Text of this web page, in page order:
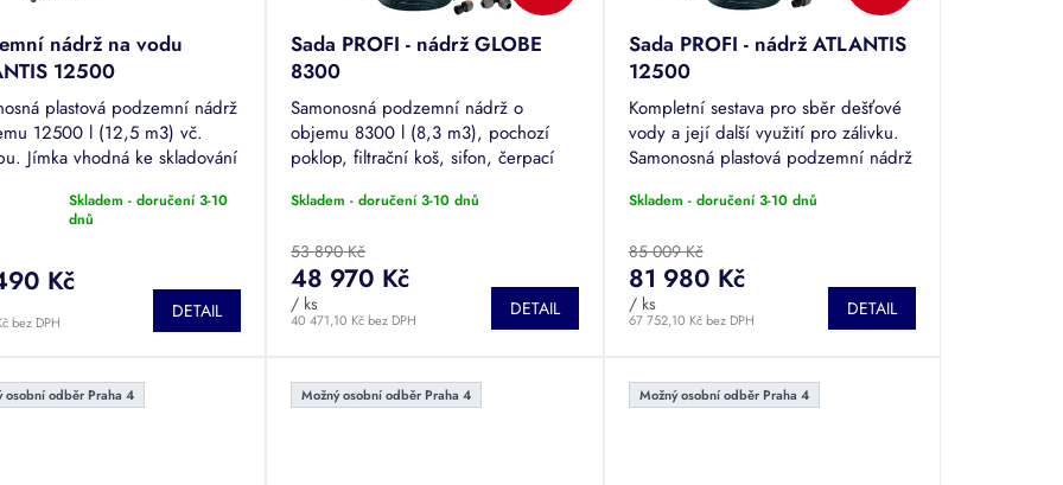
nádrž na vodu
12500
plastová podzemní nádrž
12500 l (12,5 m3) vč.
Jímka vhodná ke skladování
pojíždět.Skladem - doručení 3-10
dnů
bez DPH
Kč
DETAIL
Sada PROFI - nádrž GLOBE
8300
Samonosná podzemní nádrž o
objemu 8300 l (8,3 m3), pochozí
poklop, filtrační koš, sifon, čerpací
hadice o délce 25 m, spojek a vodní
Skladem - doručení 3-10 dnů
53 890 Kč
40 471,10 Kč bez DPH
48 970 Kč
/ ks DETAIL
Sada PROFI - nádrž ATLANTIS
12500
Kompletní sestava pro sběr dešťové
vody a její další využití pro zálivku.
Samonosná plastová podzemní nádrž
pochozí poklop, filtrační koš,
Skladem - doručení 3-10 dnů
85 009 Kč
67 752,10 Kč bez DPH
81 980 Kč
/ ks DETAIL
osobní odběr Praha 4 Možný osobní odběr Praha 4 Možný osobní odběr Praha 4